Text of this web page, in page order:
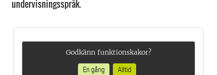
undervisningsspråk.
Godkänn funktionskakor?
En gång
Alltid